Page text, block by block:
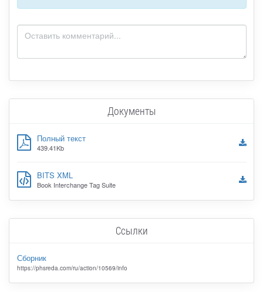
Документы
Полный текст
439.41Kb
BITS XML
Book Interchange Tag Suite
Ссылки
Сборник
https://phsreda.com/ru/action/10569/info